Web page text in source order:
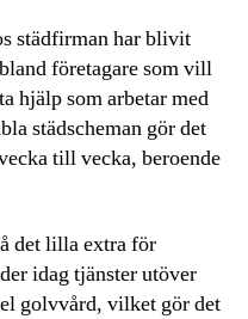
städfirman har blivit
företagare som vill
hjälp som arbetar med
städscheman gör det
till vecka, beroende
det lilla extra för
idag tjänster utöver
golvvård, vilket gör det